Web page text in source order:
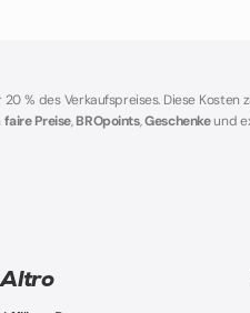
% des Verkaufspreises. Diese Kosten
faire Preise,BROpoints,Geschenkeund
Altro